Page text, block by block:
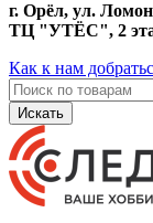
г. Орёл, ул.
ТЦ "УТЁС", 2
Как к нам
Искать